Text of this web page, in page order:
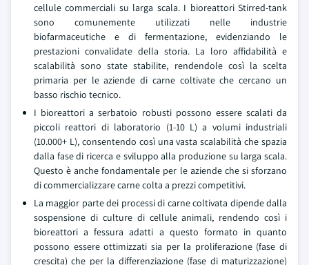
cellule commerciali su larga scala. I bioreattori Stirred-tank
sono comunemente utilizzati nelle industrie
biofarmaceutiche e di fermentazione, evidenziando le
prestazioni convalidate della storia. La loro affidabilità e
scalabilità sono state stabilite, rendendole così la scelta
primaria per le aziende di carne coltivate che cercano un
basso rischio tecnico.
I bioreattori a serbatoio robusti possono essere scalati da
piccoli reattori di laboratorio (1-10 L) a volumi industriali
(10.000+ L), consentendo così una vasta scalabilità che spazia
dalla fase di ricerca e sviluppo alla produzione su larga scala.
Questo è anche fondamentale per le aziende che si sforzano
di commercializzare carne colta a prezzi competitivi.
La maggior parte dei processi di carne coltivata dipende dalla
sospensione di culture di cellule animali, rendendo così i
bioreattori a fessura adatti a questo formato in quanto
possono essere ottimizzati sia per la proliferazione (fase di
crescita) che per la differenziazione (fase di maturizzazione)